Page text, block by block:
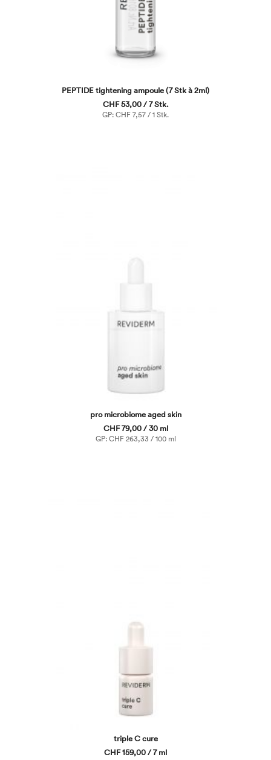
PEPTIDE tightening ampoule (7 Stk à 2ml)
CHF 53,00 / 7 Stk.
GP: CHF 7,57 / 1 Stk.
pro microbiome aged skin
CHF 79,00 / 30 ml
GP: CHF 263,33 / 100 ml
triple C cure
CHF 159,00 / 7 ml